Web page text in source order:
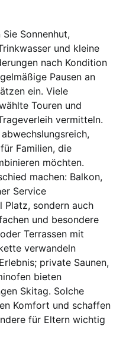
Sonnenhut,
und kleine
nach Kondition
Pausen an
ein. Viele
Touren und
vermitteln.
Familien, die
möchten.
machen: Balkon,
Service
Platz, sondern auch
und besondere
Terrassen mit
verwandeln
private Saunen,
bieten
Skitag. Solche
Komfort und schaffen
für Eltern wichtig